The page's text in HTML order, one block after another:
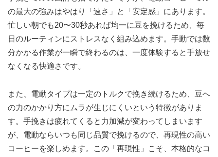
の最大の強みはやはり「速さ」と「安定感」にあります。
忙しい朝でも20〜30秒あれば均一に豆を挽けるため、毎
日のルーティンにストレスなく組み込めます。手動では数
分かかる作業が一瞬で終わるのは、一度体験すると手放せ
なくなる快適さです。
また、電動タイプは一定のトルクで挽き続けるため、豆へ
の力のかかり方にムラが生じにくいという特徴がありま
す。手挽きは疲れてくると力加減が変わってしまいます
が、電動ならいつも同じ品質で挽けるので、再現性の高い
コーヒーを楽しめます。この「再現性」こそ、本格的なコ